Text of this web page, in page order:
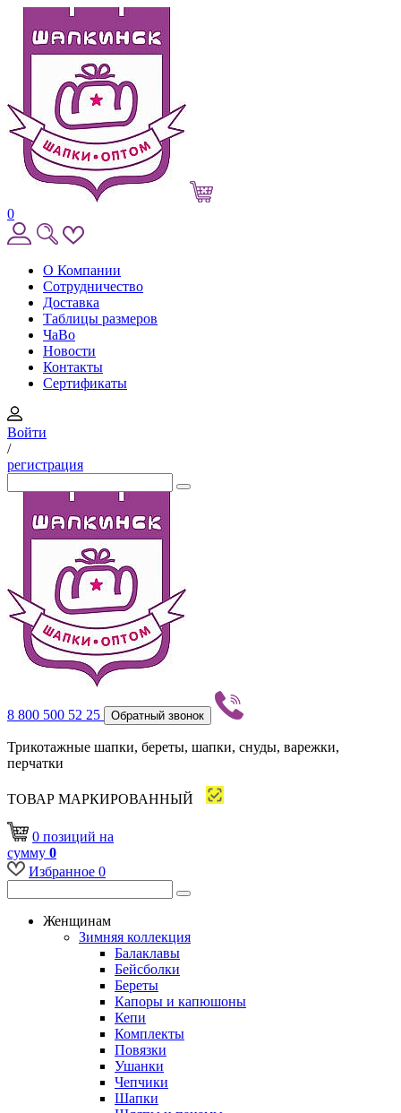
0
О Компании
Сотрудничество
Доставка
Таблицы размеров
ЧаВо
Новости
Контакты
Сертификаты
Войти
/
регистрация
8 800 500 52 25 Обратный звонок
Трикотажные шапки, береты, шапки, снуды, варежки,
перчатки
ТОВАР МАРКИРОВАННЫЙ
0 позиций на
сумму 0
Избранное 0
Женщинам
Зимняя коллекция
Балаклавы
Бейсболки
Береты
Капоры и капюшоны
Кепи
Комплекты
Повязки
Ушанки
Чепчики
Шапки